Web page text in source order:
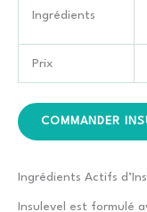
Ingrédients
Prix
COMMANDER
Ingrédients Actifs
Insulevel est formulé